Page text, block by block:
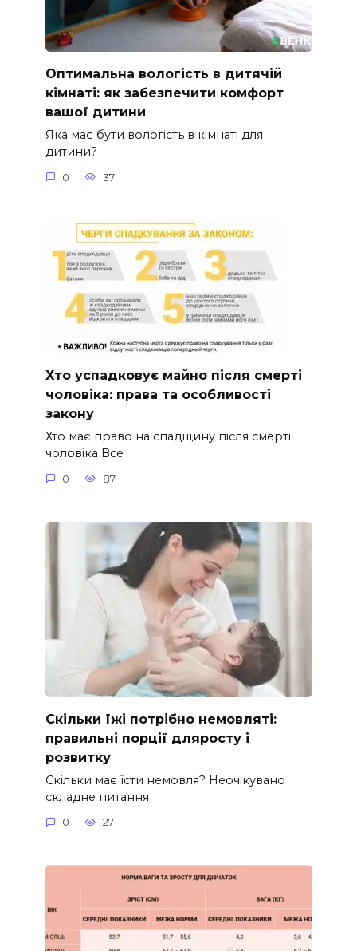
Оптимальна вологість в дитячій
кімнаті: як забезпечити комфорт
вашої дитини
Яка має бути вологість в кімнаті для
дитини?
0 37
Хто успадковує майно після смерті
чоловіка: права та особливості
закону
Хто має право на спадщину після смерті
чоловіка Все
0 87
Скільки їжі потрібно немовляті:
правильні порції дляросту і
розвитку
Скільки має їсти немовля? Неочікувано
складне питання
0 27